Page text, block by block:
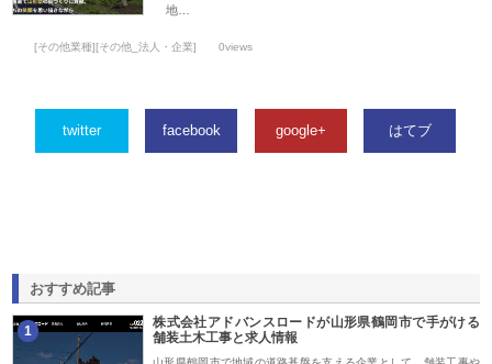
地…
[その他業種][その他_法人・企業] 0views
twitter facebook google+ はてブ
おすすめ記事
1
株式会社アドバンスロードが山形県鶴岡市で手がける
舗装土木工事と求人情報